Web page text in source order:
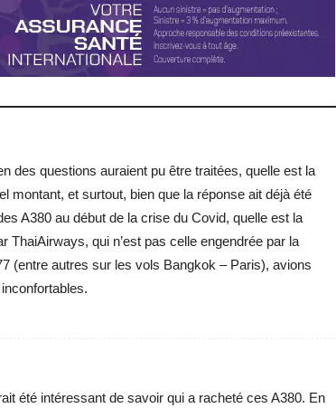
des questions auraient pu être traitées, quelle est la
montant, et surtout, bien que la réponse ait déjà été
A380 au début de la crise du Covid, quelle est la
ThaiAirways, qui n’est pas celle engendrée par la
(entre autres sur les vols Bangkok – Paris), avions
été intéressant de savoir qui a racheté ces A380. En